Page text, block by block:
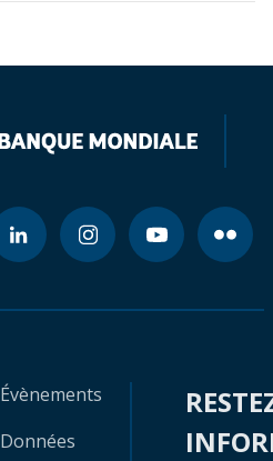
Évènements
Données